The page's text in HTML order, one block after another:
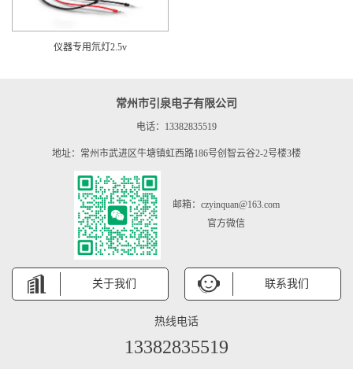
仪器专用氘灯2.5v
常州市引泉电子有限公司
电话：13382835519
地址：常州市武进区牛塘镇虹西路186号创智云谷2-2号楼3楼
邮箱：czyinquan@163.com
官方微信
关于我们 联系我们
热线电话
13382835519